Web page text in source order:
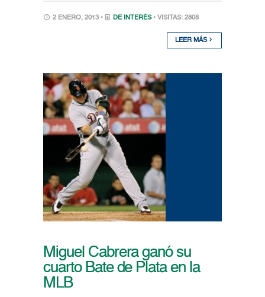
2 ENERO, 2013 • DE INTERÉS • VISITAS: 2808
LEER MÁS
Miguel Cabrera ganó su
cuarto Bate de Plata en la
MLB